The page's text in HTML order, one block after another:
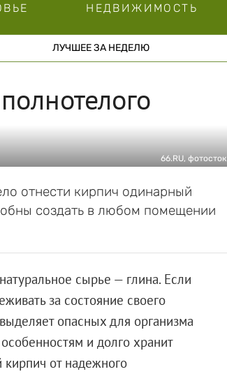
НЕДВИЖИМОСТЬ
ЛУЧШЕЕ ЗА НЕДЕЛЮ
66.RU, фотосток
отнести кирпич одинарный
создать в любом помещении
сырье — глина. Если
за состояние своего
опасных для организма
и долго хранит
от надежного